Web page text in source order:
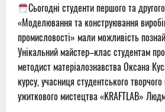
Сьогодні студенти першого та
«Моделювання та конструювання
промисловості» мали можливість
Унікальний майстер–клас студентам
методист матеріалознавства Оксана
курсу, учасниця студентського
ужиткового мистецтва «KRAFTLAB»